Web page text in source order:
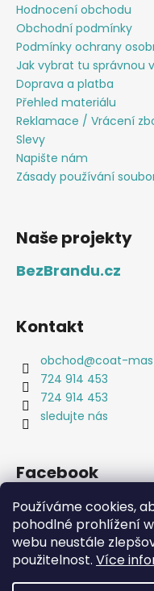
Používáme cookies,
pohodlné prohlížení
webu neustále
použitelnost. Více
Hodnocení obchodu
Obchodní podmínky
Podmínky ochrany
Jak vybrat tu správnou
Doprava a platba
Přehled materiálu
Reklamace / Vrácení
Slevy
Napište nám
Zásady používání
Naše projekty
BezBrandu.cz
Kontakt
obchod@coat-
724 914 453
724 914 453
sledujte nás
Facebook
Coat-Master.cz